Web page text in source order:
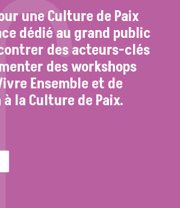
une Culture de Paix
dédié au grand public
des acteurs-clés
des workshops
Ensemble et de
la Culture de Paix.